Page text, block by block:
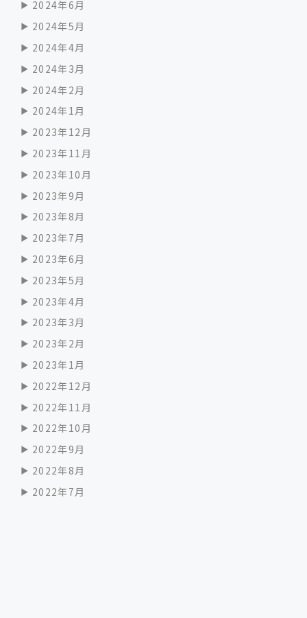
2024年6月
2024年5月
2024年4月
2024年3月
2024年2月
2024年1月
2023年12月
2023年11月
2023年10月
2023年9月
2023年8月
2023年7月
2023年6月
2023年5月
2023年4月
2023年3月
2023年2月
2023年1月
2022年12月
2022年11月
2022年10月
2022年9月
2022年8月
2022年7月